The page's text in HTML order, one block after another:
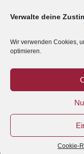
Verwalte deine
Wir verwenden Cookies,
optimieren.
Cookie-